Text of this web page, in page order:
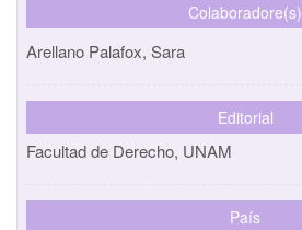
Colaboradore(s)
Arellano Palafox, Sara
Editorial
Facultad de Derecho, UNAM
País